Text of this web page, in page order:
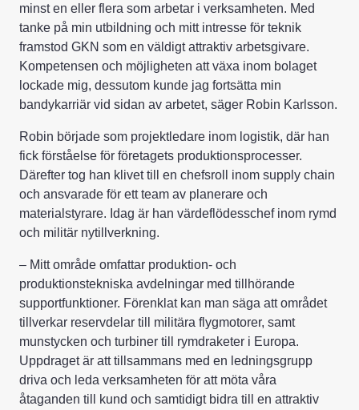
minst en eller flera som arbetar i verksamheten. Med
tanke på min utbildning och mitt intresse för teknik
framstod GKN som en väldigt attraktiv arbetsgivare.
Kompetensen och möjligheten att växa inom bolaget
lockade mig, dessutom kunde jag fortsätta min
bandykarriär vid sidan av arbetet, säger Robin Karlsson.
Robin började som projektledare inom logistik, där han
fick förståelse för företagets produktionsprocesser.
Därefter tog han klivet till en chefsroll inom supply chain
och ansvarade för ett team av planerare och
materialstyrare. Idag är han värdeflödesschef inom rymd
och militär nytillverkning.
– Mitt område omfattar produktion- och
produktionstekniska avdelningar med tillhörande
supportfunktioner. Förenklat kan man säga att området
tillverkar reservdelar till militära flygmotorer, samt
munstycken och turbiner till rymdraketer i Europa.
Uppdraget är att tillsammans med en ledningsgrupp
driva och leda verksamheten för att möta våra
åtaganden till kund och samtidigt bidra till en attraktiv